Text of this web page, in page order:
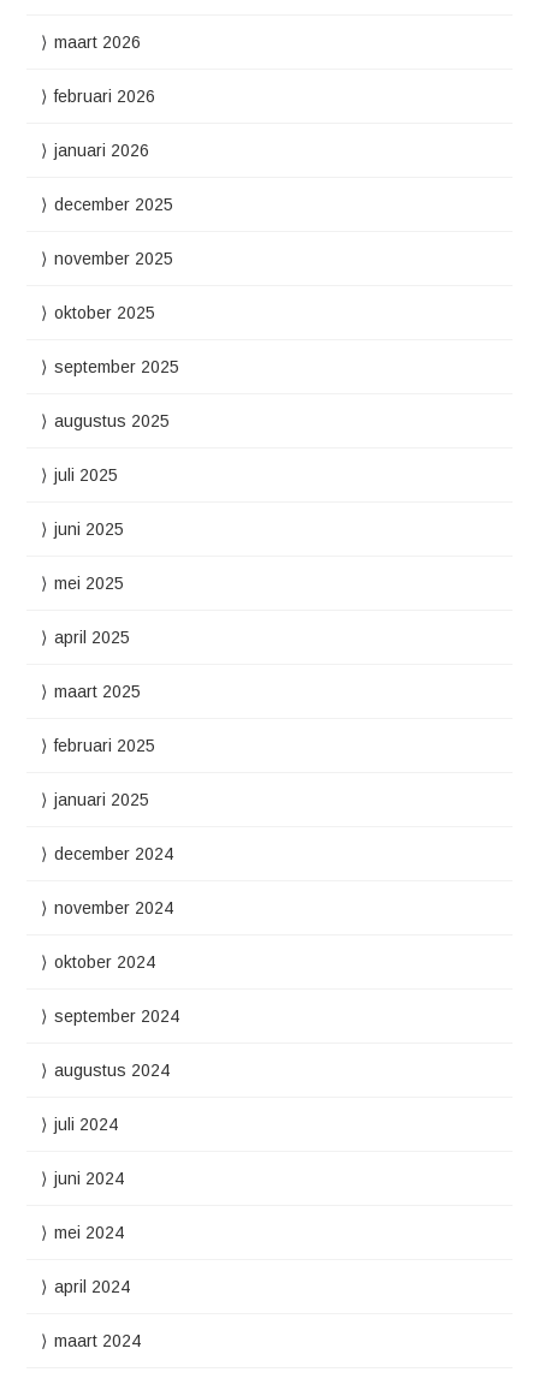
maart 2026
februari 2026
januari 2026
december 2025
november 2025
oktober 2025
september 2025
augustus 2025
juli 2025
juni 2025
mei 2025
april 2025
maart 2025
februari 2025
januari 2025
december 2024
november 2024
oktober 2024
september 2024
augustus 2024
juli 2024
juni 2024
mei 2024
april 2024
maart 2024